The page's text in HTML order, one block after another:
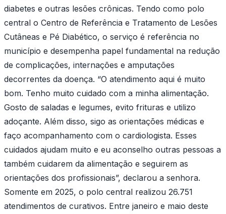
diabetes e outras lesões crônicas. Tendo como polo
central o Centro de Referência e Tratamento de Lesões
Cutâneas e Pé Diabético, o serviço é referência no
município e desempenha papel fundamental na redução
de complicações, internações e amputações
decorrentes da doença. “O atendimento aqui é muito
bom. Tenho muito cuidado com a minha alimentação.
Gosto de saladas e legumes, evito frituras e utilizo
adoçante. Além disso, sigo as orientações médicas e
faço acompanhamento com o cardiologista. Esses
cuidados ajudam muito e eu aconselho outras pessoas a
também cuidarem da alimentação e seguirem as
orientações dos profissionais”, declarou a senhora.
Somente em 2025, o polo central realizou 26.751
atendimentos de curativos. Entre janeiro e maio deste